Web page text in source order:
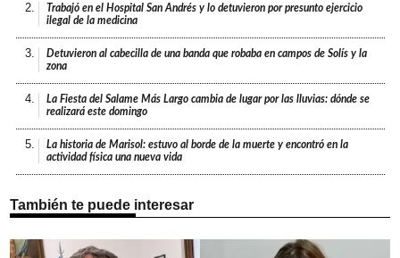
2.
Trabajó en el Hospital San Andrés y lo detuvieron por presunto ejercicio
ilegal de la medicina
3.
Detuvieron al cabecilla de una banda que robaba en campos de Solís y la
zona
4.
La Fiesta del Salame Más Largo cambia de lugar por las lluvias: dónde se
realizará este domingo
5.
La historia de Marisol: estuvo al borde de la muerte y encontró en la
actividad física una nueva vida
También te puede interesar